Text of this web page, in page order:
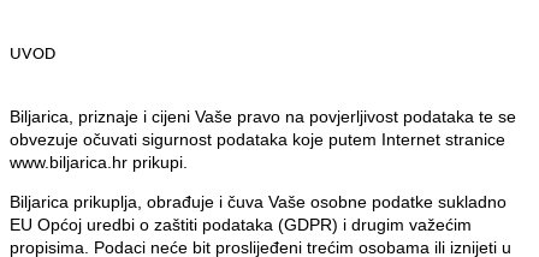
UVOD
Biljarica, priznaje i cijeni Vaše pravo na povjerljivost podataka te se
obvezuje očuvati sigurnost podataka koje putem Internet stranice
www.biljarica.hr prikupi.
Biljarica prikuplja, obrađuje i čuva Vaše osobne podatke sukladno
EU Općoj uredbi o zaštiti podataka (GDPR) i drugim važećim
propisima. Podaci neće bit proslijeđeni trećim osobama ili iznijeti u